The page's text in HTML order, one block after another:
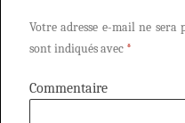
Votre adresse e-mail ne sera
sont indiqués avec *
Commentaire